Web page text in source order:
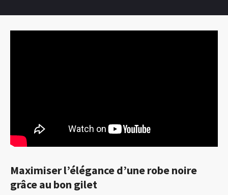
Maximiser l’élégance d’une robe noire
grâce au bon gilet